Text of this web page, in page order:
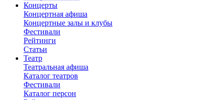
Концерты
Концертная афиша
Концертные залы и клубы
Фестивали
Рейтинги
Статьи
Театр
Театральная афиша
Каталог театров
Фестивали
Каталог персон